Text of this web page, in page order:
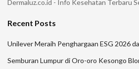
Dermaluz.co.id - Info Kesehatan Terbaru
Recent Posts
Unilever Meraih Penghargaan ESG 2026
Semburan Lumpur di Oro-oro Kesongo